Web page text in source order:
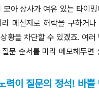
아 상사가 여유 있는 타이
메신저로 허락을 구하거나
황을 차단할 수 있겠죠. 여러
문 순서를 미리 메모해두면
이 질문의 정석! 바쁠